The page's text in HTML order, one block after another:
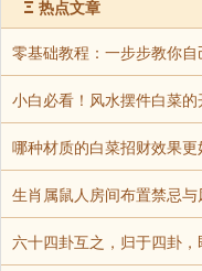
Ξ 热点文章
零基础教程：一步步教你
小白必看！风水摆件白菜
哪种材质的白菜招财效果更
生肖属鼠人房间布置禁忌
六十四卦互之，归于四卦